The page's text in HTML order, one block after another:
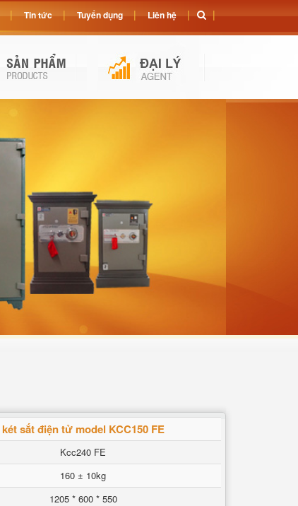
két sắt điện tử model KCC150 FE
Kcc240 FE
160 ± 10kg
1205 * 600 * 550
Tin tức Tuyển dụng Liên hệ